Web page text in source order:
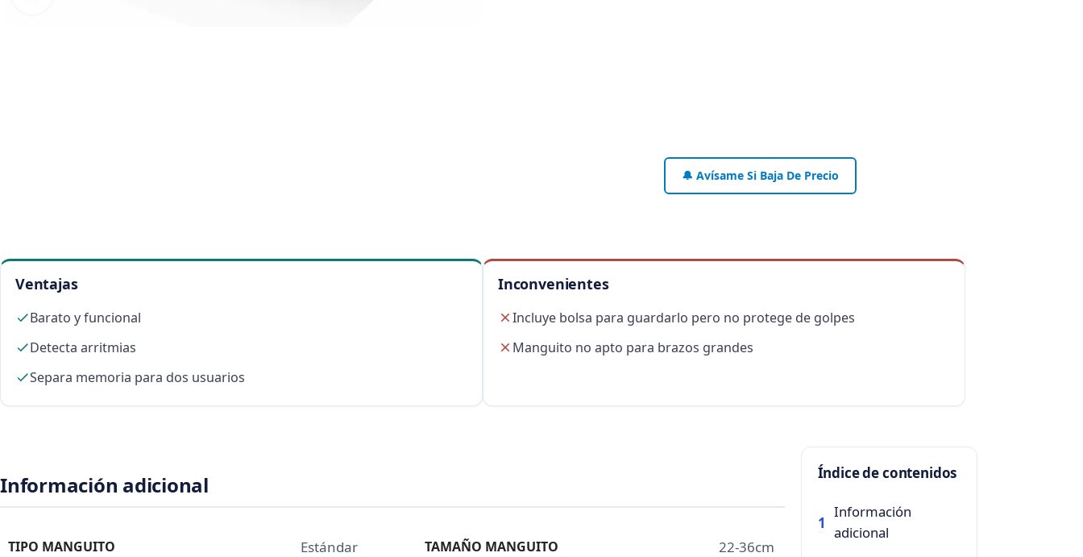
🔔 Avísame Si Baja De Precio
Ventajas
Barato y funcional
Detecta arritmias
Separa memoria para dos usuarios
Inconvenientes
Incluye bolsa para guardarlo pero no protege de golpes
Manguito no apto para brazos grandes
Información adicional
TIPO MANGUITO Estándar TAMAÑO MANGUITO 22-36cm
Índice de contenidos
1
Información
adicional